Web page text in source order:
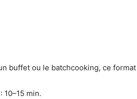
buffet ou le batchcooking, ce
10–15 min.